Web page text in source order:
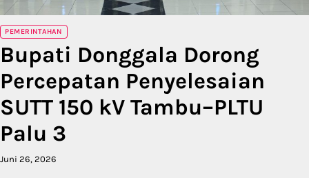
PEMERINTAHAN
Bupati Donggala Dorong
Percepatan Penyelesaian
SUTT 150 kV Tambu–PLTU
Palu 3
Juni 26, 2026